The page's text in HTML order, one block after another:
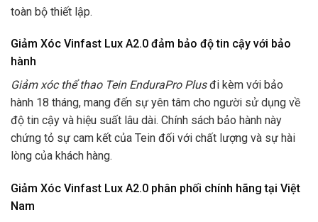
toàn bộ thiết lập.
Giảm Xóc Vinfast Lux A2.0 đảm bảo độ tin cậy với bảo
hành
Giảm xóc thể thao Tein EnduraPro Plusđi kèm với bảo
hành 18 tháng, mang đến sự yên tâm cho người sử dụng về
độ tin cậy và hiệu suất lâu dài. Chính sách bảo hành này
chứng tỏ sự cam kết của Tein đối với chất lượng và sự hài
lòng của khách hàng.
Giảm Xóc Vinfast Lux A2.0 phân phối chính hãng tại Việt
Nam